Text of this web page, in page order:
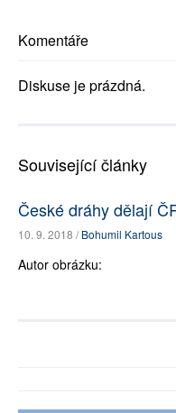
Komentáře
Diskuse je prázdná.
Související články
České dráhy dělají
10. 9. 2018 /Bohumil Kartous
Autor obrázku: